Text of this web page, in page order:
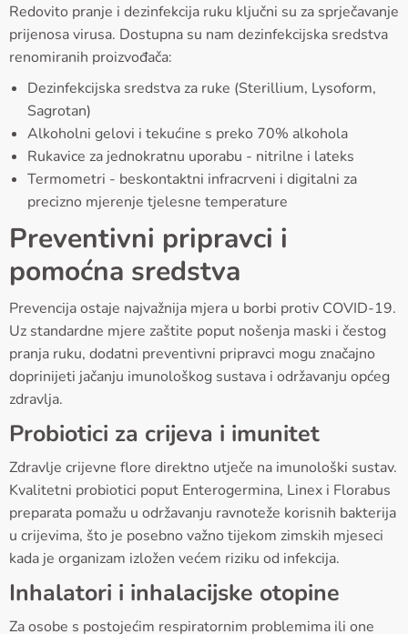
Redovito pranje i dezinfekcija ruku ključni su za sprječavanje
prijenosa virusa. Dostupna su nam dezinfekcijska sredstva
renomiranih proizvođača:
Dezinfekcijska sredstva za ruke (Sterillium, Lysoform,
Sagrotan)
Alkoholni gelovi i tekućine s preko 70% alkohola
Rukavice za jednokratnu uporabu - nitrilne i lateks
Termometri - beskontaktni infracrveni i digitalni za
precizno mjerenje tjelesne temperature
Preventivni pripravci i
pomoćna sredstva
Prevencija ostaje najvažnija mjera u borbi protiv COVID-19.
Uz standardne mjere zaštite poput nošenja maski i čestog
pranja ruku, dodatni preventivni pripravci mogu značajno
doprinijeti jačanju imunološkog sustava i održavanju općeg
zdravlja.
Probiotici za crijeva i imunitet
Zdravlje crijevne flore direktno utječe na imunološki sustav.
Kvalitetni probiotici poput Enterogermina, Linex i Florabus
preparata pomažu u održavanju ravnoteže korisnih bakterija
u crijevima, što je posebno važno tijekom zimskih mjeseci
kada je organizam izložen većem riziku od infekcija.
Inhalatori i inhalacijske otopine
Za osobe s postojećim respiratornim problemima ili one